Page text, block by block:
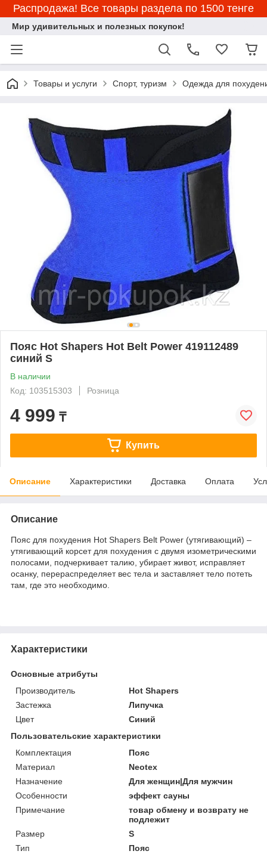
Распродажа! Все товары раздела по 1500 тенге
Мир удивительных и полезных покупок!
Товары и услуги Спорт, туризм Одежда для
Пояс Hot Shapers Hot Belt Power 419112489
синий S
В наличии
Код: 103515303
Розница
4 999 ₸
Купить
Описание Характеристики Доставка Оплата
Описание
Пояс для похудения Hot Shapers Belt Power (утягивающий) –
утягивающий корсет для похудения с двумя изометрическими
полосами, подчеркивает талию, убирает живот, исправляет
осанку, перераспределяет вес тела и заставляет тело потеть
там, где это необходимо.
Характеристики
Основные атрибуты
Производитель
Hot Shapers
Застежка
Липучка
Цвет
Синий
Пользовательские характеристики
Комплектация
Пояс
Материал
Neotex
Назначение
Для женщин|Для мужчин
Особенности
эффект сауны
Примечание
товар обмену и возврату не
подлежит
Размер
S
Тип
Пояс